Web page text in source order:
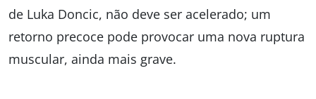
de Luka Doncic, não deve ser acelerado; um
retorno precoce pode provocar uma nova ruptura
muscular, ainda mais grave.